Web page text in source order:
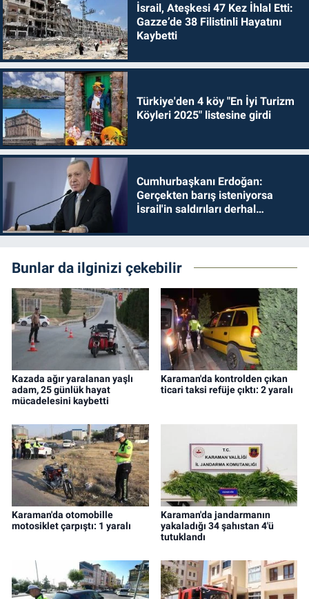
İsrail, Ateşkesi 47 Kez İhlal Etti:
Gazze’de 38 Filistinli Hayatını
Kaybetti
Türkiye'den 4 köy "En İyi Turizm
Köyleri 2025" listesine girdi
Cumhurbaşkanı Erdoğan:
Gerçekten barış isteniyorsa
İsrail'in saldırıları derhal
Bunlar da ilginizi çekebilir
Kazada ağır yaralanan yaşlı
adam, 25 günlük hayat
mücadelesini kaybetti
Karaman'da kontrolden çıkan
ticari taksi refüje çıktı: 2 yaralı
Karaman'da otomobille
motosiklet çarpıştı: 1 yaralı
Karaman'da jandarmanın
yakaladığı 34 şahıstan 4'ü
tutuklandı